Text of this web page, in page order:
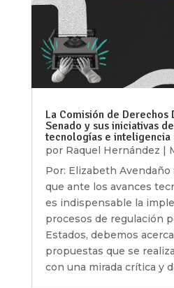
La Comisión de
Senado y sus iniciativas
tecnologías e
por Raquel Hernández |
Por: Elizabeth
que ante los avances
es indispensable la
procesos de regulación
Estados, debemos
propuestas que se
con una mirada crítica y